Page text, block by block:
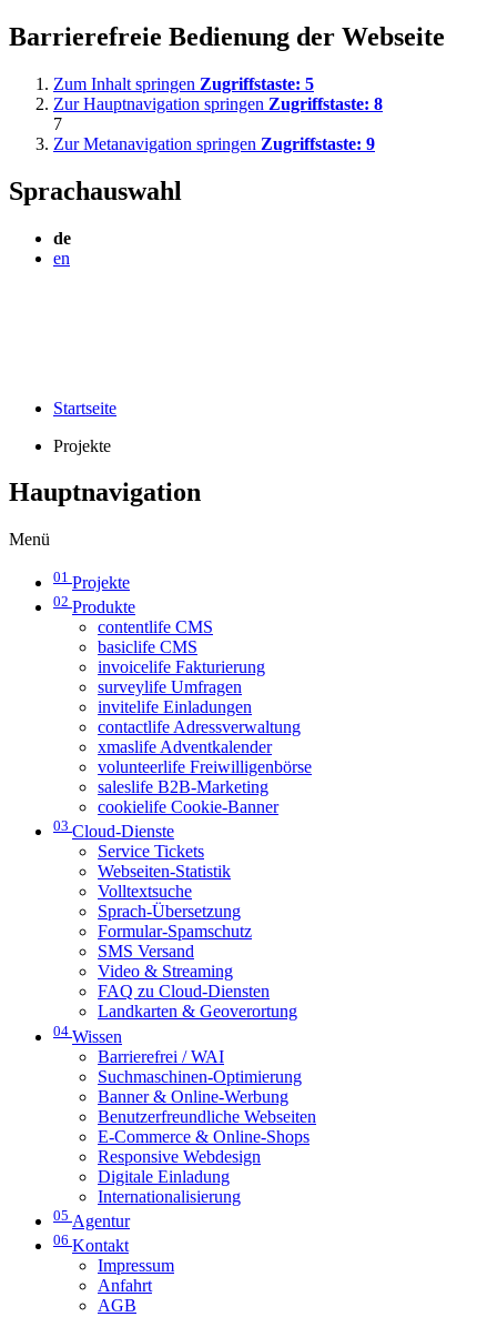
Barrierefreie Bedienung der Webseite
Zum Inhalt springen Zugriffstaste: 5
Zur Hauptnavigation springen Zugriffstaste: 8
7
Zur Metanavigation springen Zugriffstaste: 9
Sprachauswahl
de
en
Startseite
Projekte
Hauptnavigation
Menü
01 Projekte
02 Produkte
contentlife CMS
basiclife CMS
invoicelife Fakturierung
surveylife Umfragen
invitelife Einladungen
contactlife Adressverwaltung
xmaslife Adventkalender
volunteerlife Freiwilligenbörse
saleslife B2B-Marketing
cookielife Cookie-Banner
03 Cloud-Dienste
Service Tickets
Webseiten-Statistik
Volltextsuche
Sprach-Übersetzung
Formular-Spamschutz
SMS Versand
Video & Streaming
FAQ zu Cloud-Diensten
Landkarten & Geoverortung
04 Wissen
Barrierefrei / WAI
Suchmaschinen-Optimierung
Banner & Online-Werbung
Benutzerfreundliche Webseiten
E-Commerce & Online-Shops
Responsive Webdesign
Digitale Einladung
Internationalisierung
05 Agentur
06 Kontakt
Impressum
Anfahrt
AGB